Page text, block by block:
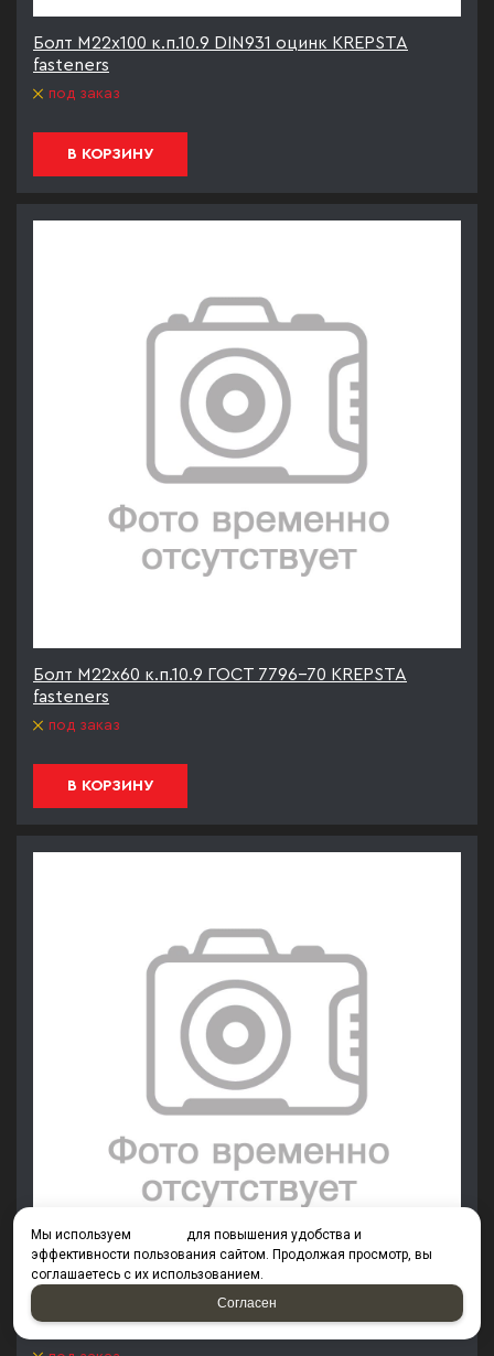
Болт М22х100 к.п.10.9 DIN931 оцинк KREPSTA
fasteners
под заказ
В КОРЗИНУ
Болт М22х60 к.п.10.9 ГОСТ 7796-70 KREPSTA
fasteners
под заказ
В КОРЗИНУ
Болт М22х60 к.п.10.9 ГОСТ 7795-70 оцинк
KREPSTA fasteners
Мы используем
для повышения удобства и
эффективности пользования сайтом. Продолжая просмотр, вы
соглашаетесь с их использованием.
Согласен